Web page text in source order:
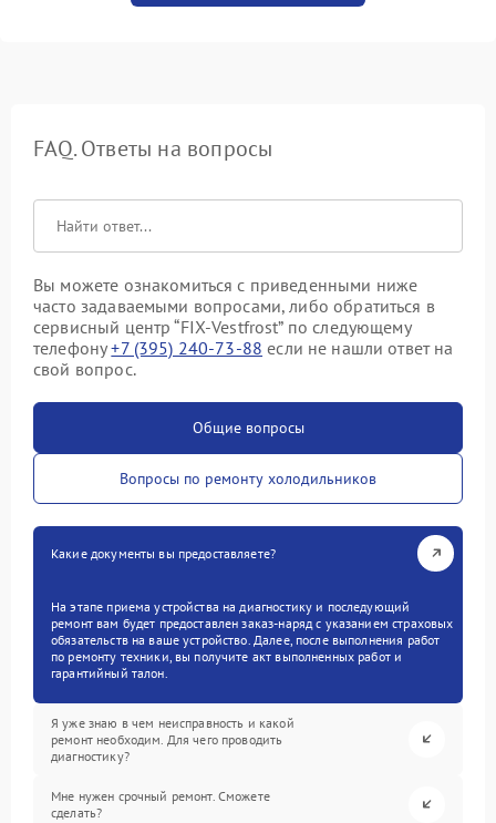
FAQ. Ответы на вопросы
Вы можете ознакомиться с приведенными ниже
часто задаваемыми вопросами, либо обратиться в
сервисный центр “FIX-Vestfrost” по следующему
телефону+7 (395) 240-73-88 если не нашли ответ на
свой вопрос.
Общие вопросы
Вопросы по ремонту холодильников
Какие документы вы предоставляете?
На этапе приема устройства на диагностику и последующий
ремонт вам будет предоставлен заказ-наряд с указанием страховых
обязательств на ваше устройство. Далее, после выполнения работ
по ремонту техники, вы получите акт выполненных работ и
гарантийный талон.
Я уже знаю в чем неисправность и какой
ремонт необходим. Для чего проводить
диагностику?
Мне нужен срочный ремонт. Сможете
сделать?